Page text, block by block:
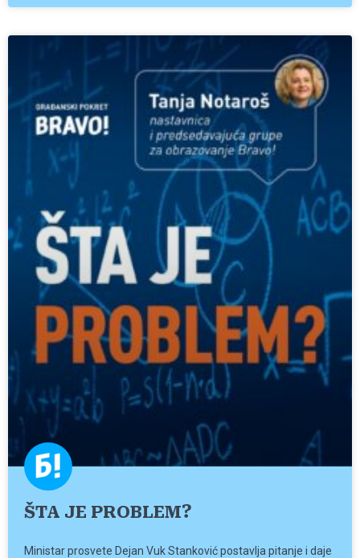
ŠTA JE PROBLEM?
Ministar prosvete Dejan Vuk Stanković postavlja pitanje i daje